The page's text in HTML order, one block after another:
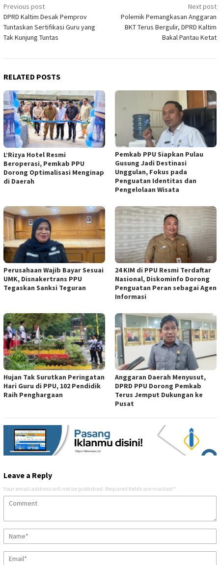
Post
navigation
Previous post
DPRD Kaltim Desak Pemprov
Tuntaskan Sertifikasi Guru yang
Tak Kunjung Tuntas
Next post
Polemik Pemangkasan Anggaran
BKT Terus Bergulir, DPRD Kaltim
Bakal Pantau Ketat
RELATED POSTS
L’Rizya Hotel Resmi
Beroperasi, Pemkab PPU
Dorong Optimalisasi Menginap
di Daerah
Pemkab PPU Siapkan Pulau
Gusung Jadi Destinasi
Unggulan, Fokus pada
Penguatan Identitas dan
Pengelolaan Wisata
Perusahaan Wajib Bayar Sesuai
UMK, Disnakertrans PPU
Tegaskan Sanksi Teguran
24 KIM di PPU Resmi Terdaftar
Nasional, Diskominfo Dorong
Penguatan Peran sebagai Agen
Informasi
Hujan Tak Surutkan Peringatan
Hari Guru di PPU, 102 Pendidik
Raih Penghargaan
Anggaran Daerah Menyusut,
DPRD PPU Dorong Pemkab
Terus Jemput Dukungan ke
Pusat
Leave a Reply
Your email address will not be published. Required fields are marked *